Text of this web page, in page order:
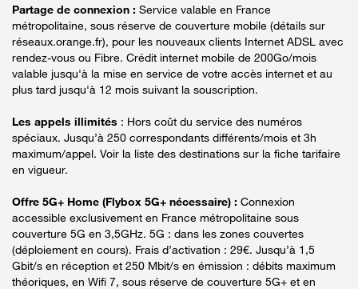
Partage de connexion : Service valable en France
métropolitaine, sous réserve de couverture mobile (détails sur
réseaux.orange.fr), pour les nouveaux clients Internet ADSL avec
rendez-vous ou Fibre. Crédit internet mobile de 200Go/mois
valable jusqu'à la mise en service de votre accès internet et au
plus tard jusqu'à 12 mois suivant la souscription.
Les appels illimités : Hors coût du service des numéros
spéciaux. Jusqu’à 250 correspondants différents/mois et 3h
maximum/appel. Voir la liste des destinations sur la fiche tarifaire
en vigueur.
Offre 5G+ Home (Flybox 5G+ nécessaire) : Connexion
accessible exclusivement en France métropolitaine sous
couverture 5G en 3,5GHz. 5G : dans les zones couvertes
(déploiement en cours). Frais d’activation : 29€. Jusqu’à 1,5
Gbit/s en réception et 250 Mbit/s en émission : débits maximum
théoriques, en Wifi 7, sous réserve de couverture 5G+ et en